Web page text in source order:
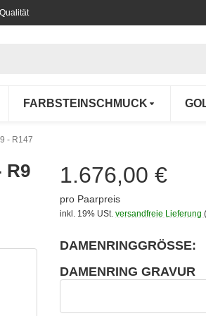
FARBSTEINSCHMUCK
- R147
R9
1.676,00 €
pro Paarpreis
inkl. 19% USt. versandfreie Lieferung
DAMENRINGGRÖSSE:
DAMENRING GRAVUR